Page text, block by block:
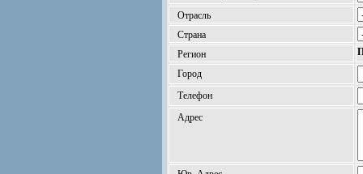
Отрасль
Страна
Регион
Город
Телефон
Адрес